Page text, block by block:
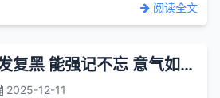
阅读全文
柏子仁圆秘方自发复黑 能强记不忘 意气如少年
2025-12-11